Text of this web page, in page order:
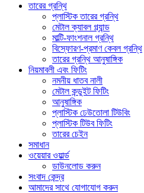
তারের গ্রন্থি
প্লাস্টিক তারের গ্রন্থি
মেটাল ক্যাবল গ্ল্যান্ড
মাল্টি-ফাংশনাল গ্রন্থি
বিস্ফোরণ-প্রমাণ কেবল গ্রন্থি
তারের গ্রন্থি আনুষাঙ্গিক
নিয়মাবলী এবং ফিটিং
নমনীয় ধাতব নালী
মেটাল কন্ডুইট ফিটিং
আনুষাঙ্গিক
প্লাস্টিক ঢেউতোলা টিউবিং
প্লাস্টিক টিউব ফিটিং
তারের চেইন
সমাধান
ওয়েয়ার ওয়ার্ল্ড
ডাউনলোড করুন
সংবাদ কেন্দ্র
আমাদের সাথে যোগাযোগ করুন